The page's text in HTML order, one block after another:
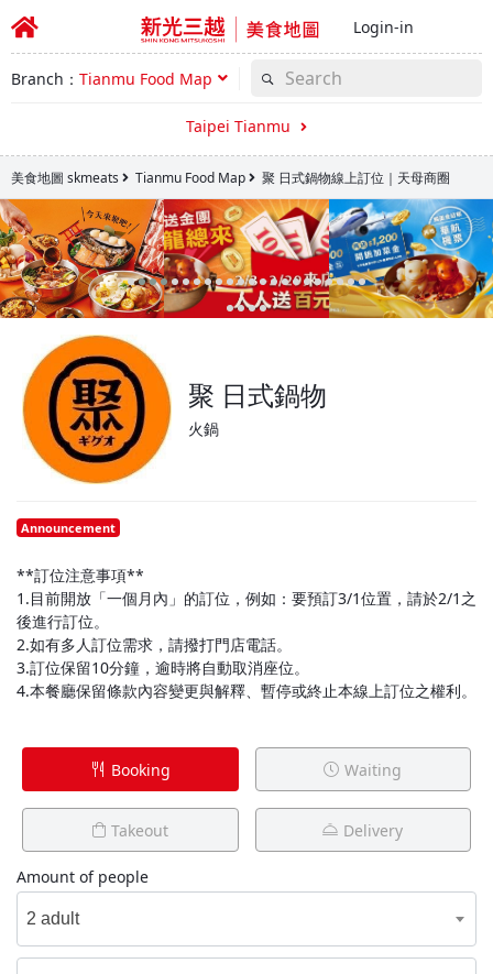
Login-in
Branch： Tianmu Food Map
Taipei Tianmu
美食地圖 skmeats Tianmu Food Map 聚 日式鍋物線上訂位｜天母商圈
聚 日式鍋物
火鍋
Announcement
**訂位注意事項**
1.目前開放「一個月內」的訂位，例如：要預訂3/1位置，請於2/1之
後進行訂位。
2.如有多人訂位需求，請撥打門店電話。
3.訂位保留10分鐘，逾時將自動取消座位。
4.本餐廳保留條款內容變更與解釋、暫停或終止本線上訂位之權利。
Booking Waiting
Takeout Delivery
Amount of people
2 adult